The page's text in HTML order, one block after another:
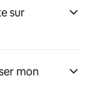
sur
mon